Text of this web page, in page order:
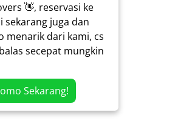
👋, reservasi ke
sekarang juga dan
menarik dari kami, cs
secepat mungkin
Sekarang!